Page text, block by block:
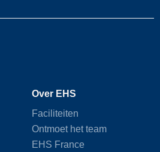
Over EHS
Faciliteiten
Ontmoet het team
EHS France